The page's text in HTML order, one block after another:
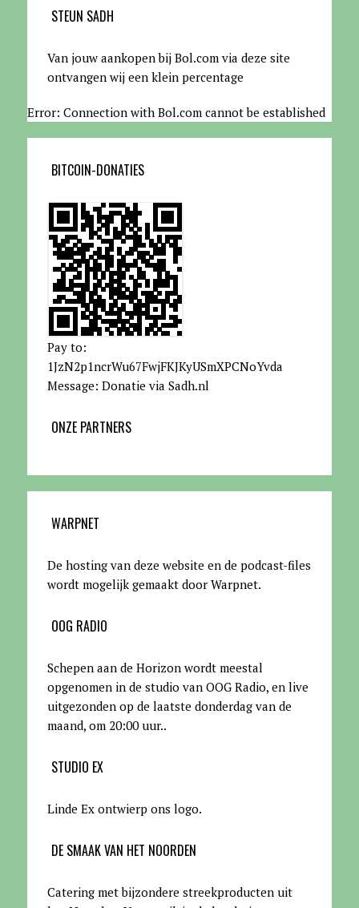
STEUN SADH
Van jouw aankopen bij Bol.com via deze site
ontvangen wij een klein percentage
Error: Connection with Bol.com cannot be established
BITCOIN-DONATIES
Pay to:
1JzN2p1ncrWu67FwjFKJKyUSmXPCNoYvda
Message: Donatie via Sadh.nl
ONZE PARTNERS
WARPNET
De hosting van deze website en de podcast-files
wordt mogelijk gemaakt door Warpnet.
OOG RADIO
Schepen aan de Horizon wordt meestal
opgenomen in de studio van OOG Radio, en live
uitgezonden op de laatste donderdag van de
maand, om 20:00 uur..
STUDIO EX
Linde Ex ontwierp ons logo.
DE SMAAK VAN HET NOORDEN
Catering met bijzondere streekproducten uit